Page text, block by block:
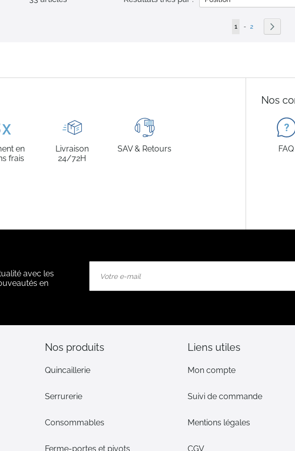
Page
Vous lisez
1 - Page
2
en
frais
Livraison
24/72H
SAV & Retours
Nos
FAQ
avec les
en
notre
:
Nos produits
Quincaillerie
Serrurerie
Consommables
Ferme-portes et pivots
Liens utiles
Mon compte
Suivi de commande
Mentions légales
CGV